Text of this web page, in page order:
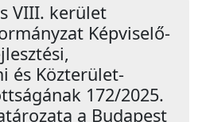
VIII. kerület
Képviselő-
és Közterület-
172/2025.
a Budapest